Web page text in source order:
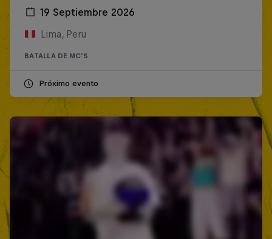
19 Septiembre 2026
Lima, Peru
BATALLA DE MC'S
Próximo evento